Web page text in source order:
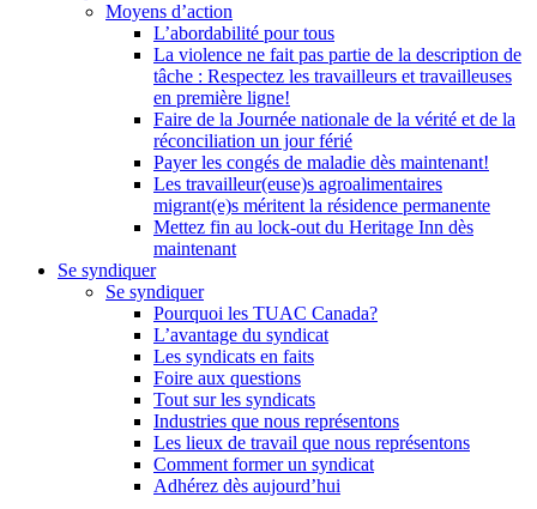
Moyens d’action
L’abordabilité pour tous
La violence ne fait pas partie de la description de
tâche : Respectez les travailleurs et travailleuses
en première ligne!
Faire de la Journée nationale de la vérité et de la
réconciliation un jour férié
Payer les congés de maladie dès maintenant!
Les travailleur(euse)s agroalimentaires
migrant(e)s méritent la résidence permanente
Mettez fin au lock-out du Heritage Inn dès
maintenant
Se syndiquer
Se syndiquer
Pourquoi les TUAC Canada?
L’avantage du syndicat
Les syndicats en faits
Foire aux questions
Tout sur les syndicats
Industries que nous représentons
Les lieux de travail que nous représentons
Comment former un syndicat
Adhérez dès aujourd’hui